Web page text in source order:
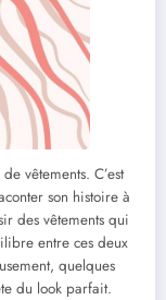
vêtements. C’est
son histoire à
des vêtements qui
entre ces deux
quelques
du look parfait.